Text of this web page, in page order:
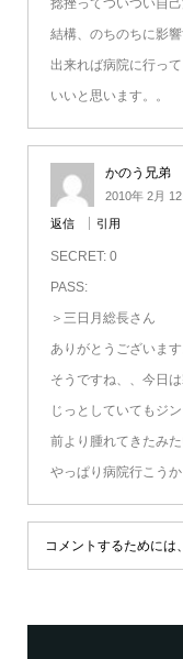
捻挫ってついつい自
結構、のちのちに影
出来れば病院に行っ
いいと思います。。
かのう兄弟
2010年 2月 12
返信 引用
SECRET: 0
PASS:
＞三日月総長さん
ありがとうございます
そうですね、、今日
じっとしていてもジ
前より腫れてきたみ
やっぱり病院行こうか
コメントするためには